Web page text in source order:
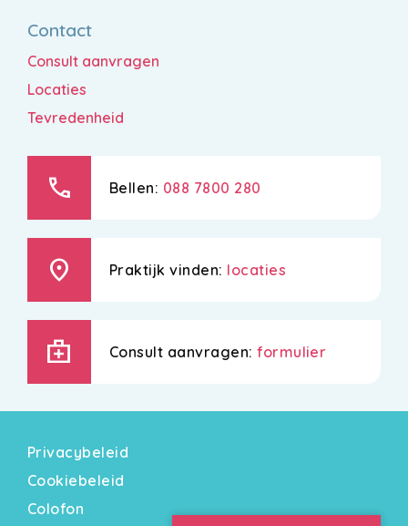
Contact
Consult aanvragen
Locaties
Tevredenheid
call Bellen: 088 7800 280
location_on Praktijk vinden: locaties
medical_services Consult aanvragen:formulier
Privacybeleid
Cookiebeleid
Colofon